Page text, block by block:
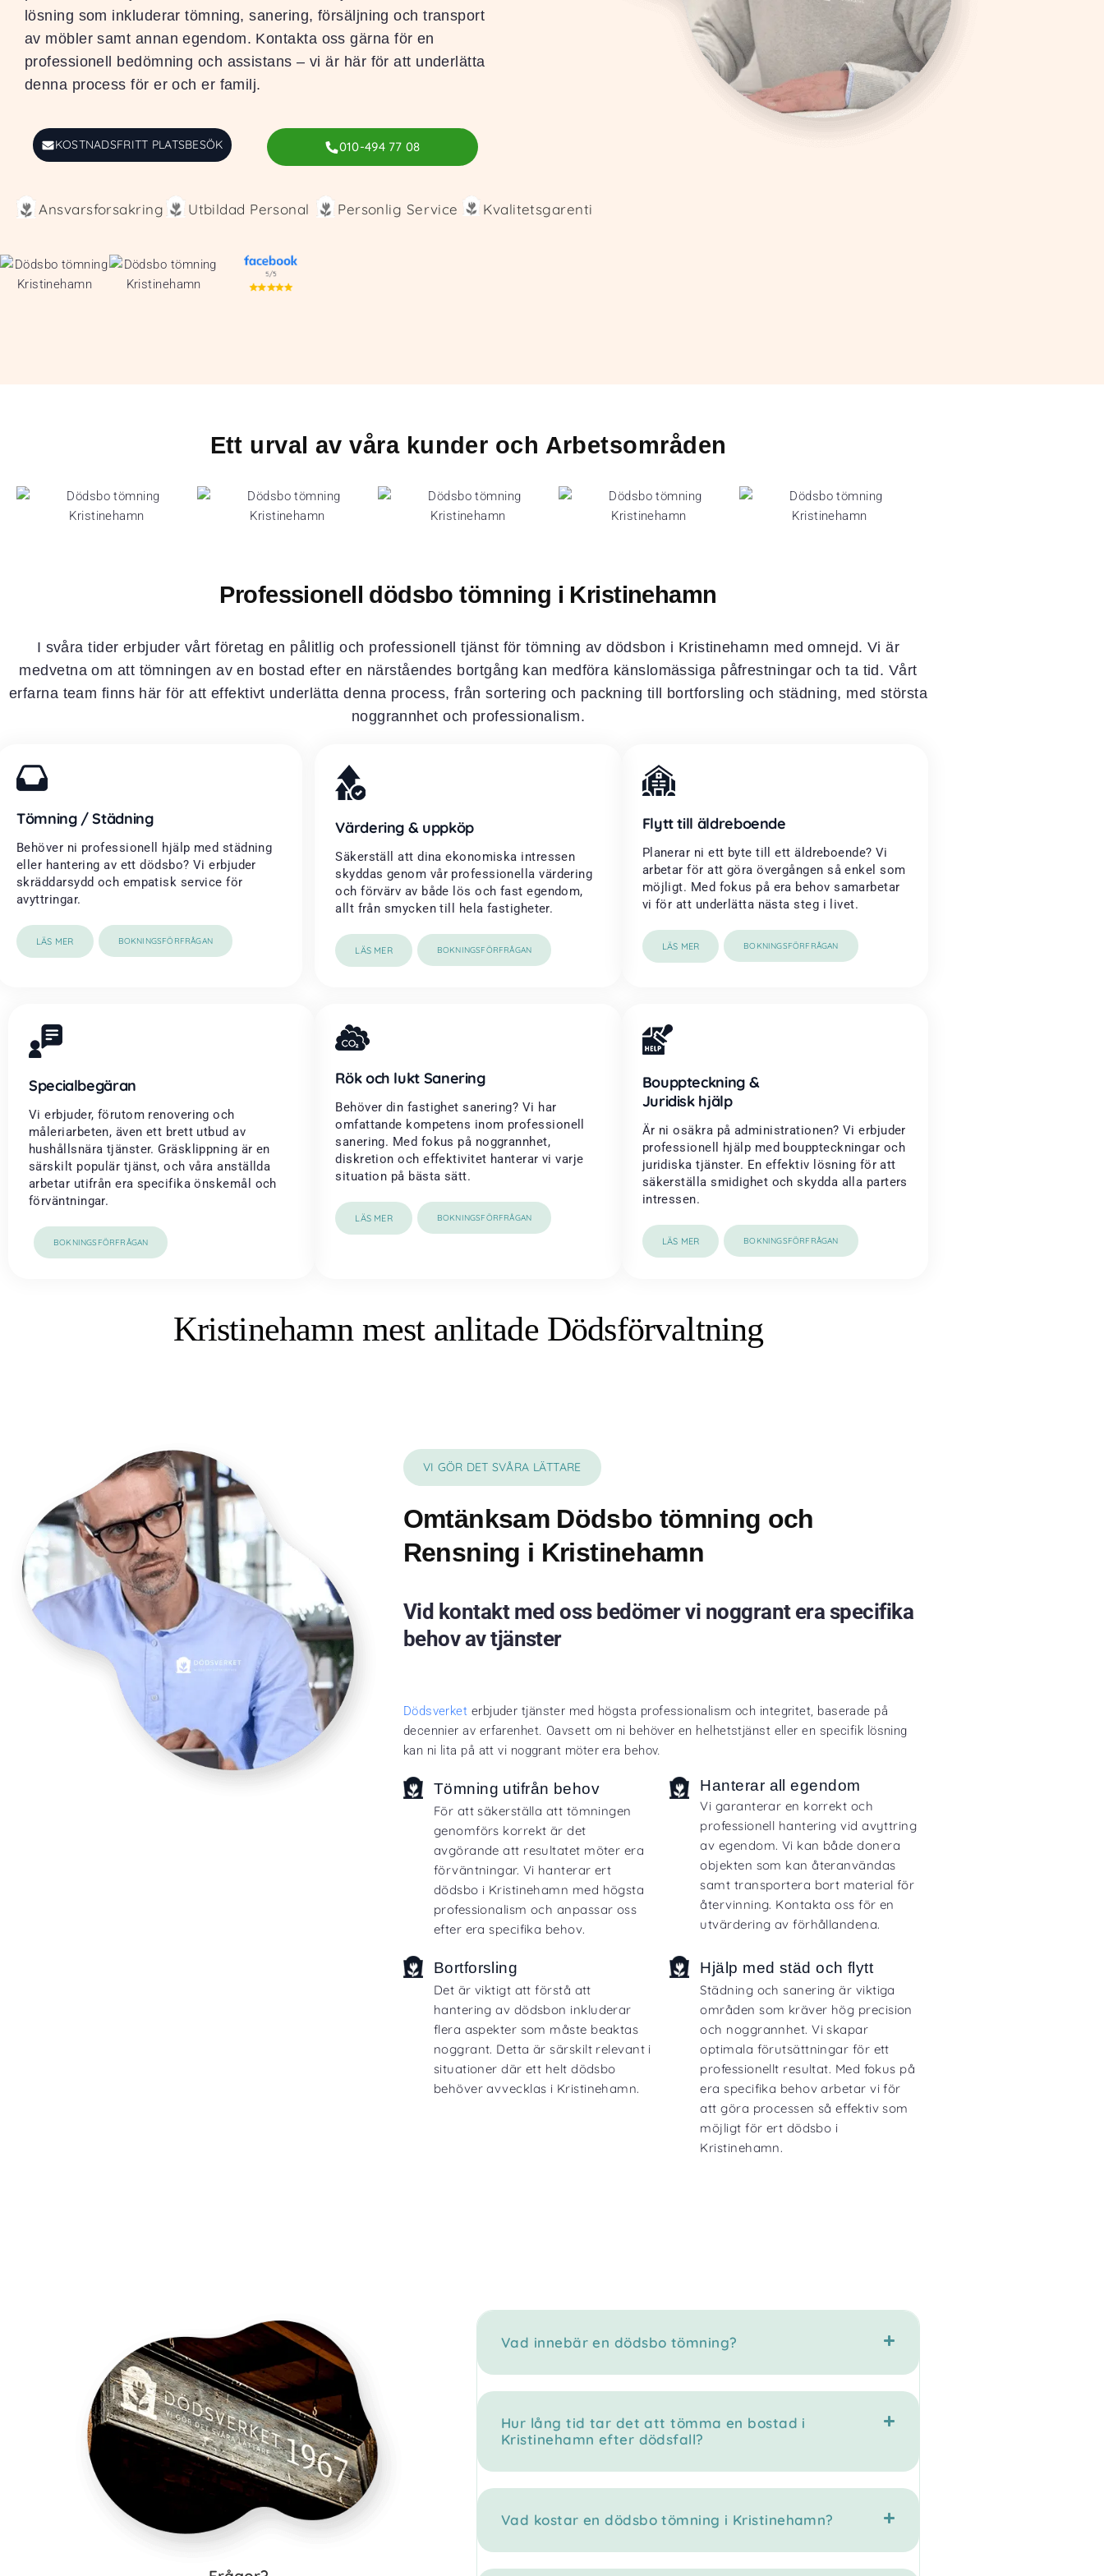
lösning som inkluderar tömning, sanering, försäljning och transport
av möbler samt annan egendom. Kontakta oss gärna för en
professionell bedömning och assistans – vi är här för att underlätta
denna process för er och er familj.
KOSTNADSFRITT PLATSBESÖK 010-494 77 08
Ansvarsforsakring Utbildad Personal Personlig Service Kvalitetsgarenti
Ett urval av våra kunder och Arbetsområden
Professionell dödsbo tömning i Kristinehamn
I svåra tider erbjuder vårt företag en pålitlig och professionell tjänst för tömning av dödsbon i Kristinehamn med omnejd. Vi är
medvetna om att tömningen av en bostad efter en närståendes bortgång kan medföra känslomässiga påfrestningar och ta tid. Vårt
erfarna team finns här för att effektivt underlätta denna process, från sortering och packning till bortforsling och städning, med största
noggrannhet och professionalism.
Tömning / Städning
Behöver ni professionell hjälp med städning
eller hantering av ett dödsbo? Vi erbjuder
skräddarsydd och empatisk service för
avyttringar.
LÄS MER BOKNINGSFÖRFRÅGAN
Värdering & uppköp
Säkerställ att dina ekonomiska intressen
skyddas genom vår professionella värdering
och förvärv av både lös och fast egendom,
allt från smycken till hela fastigheter.
LÄS MER BOKNINGSFÖRFRÅGAN
Flytt till äldreboende
Planerar ni ett byte till ett äldreboende? Vi
arbetar för att göra övergången så enkel som
möjligt. Med fokus på era behov samarbetar
vi för att underlätta nästa steg i livet.
LÄS MER BOKNINGSFÖRFRÅGAN
Specialbegäran
Vi erbjuder, förutom renovering och
måleriarbeten, även ett brett utbud av
hushållsnära tjänster. Gräsklippning är en
särskilt populär tjänst, och våra anställda
arbetar utifrån era specifika önskemål och
förväntningar.
BOKNINGSFÖRFRÅGAN
Rök och lukt Sanering
Behöver din fastighet sanering? Vi har
omfattande kompetens inom professionell
sanering. Med fokus på noggrannhet,
diskretion och effektivitet hanterar vi varje
situation på bästa sätt.
LÄS MER BOKNINGSFÖRFRÅGAN
Bouppteckning &
Juridisk hjälp
Är ni osäkra på administrationen? Vi erbjuder
professionell hjälp med bouppteckningar och
juridiska tjänster. En effektiv lösning för att
säkerställa smidighet och skydda alla parters
intressen.
LÄS MER BOKNINGSFÖRFRÅGAN
Kristinehamn mest anlitade Dödsförvaltning
VI GÖR DET SVÅRA LÄTTARE
Omtänksam Dödsbo tömning och
Rensning i Kristinehamn
Vid kontakt med oss bedömer vi noggrant era specifika
behov av tjänster
Dödsverket erbjuder tjänster med högsta professionalism och integritet, baserade på
decennier av erfarenhet. Oavsett om ni behöver en helhetstjänst eller en specifik lösning
kan ni lita på att vi noggrant möter era behov.
Tömning utifrån behov
För att säkerställa att tömningen
genomförs korrekt är det
avgörande att resultatet möter era
förväntningar. Vi hanterar ert
dödsbo i Kristinehamn med högsta
professionalism och anpassar oss
efter era specifika behov.
Hanterar all egendom
Vi garanterar en korrekt och
professionell hantering vid avyttring
av egendom. Vi kan både donera
objekten som kan återanvändas
samt transportera bort material för
återvinning. Kontakta oss för en
utvärdering av förhållandena.
Bortforsling
Det är viktigt att förstå att
hantering av dödsbon inkluderar
flera aspekter som måste beaktas
noggrant. Detta är särskilt relevant i
situationer där ett helt dödsbo
behöver avvecklas i Kristinehamn.
Hjälp med städ och flytt
Städning och sanering är viktiga
områden som kräver hög precision
och noggrannhet. Vi skapar
optimala förutsättningar för ett
professionellt resultat. Med fokus på
era specifika behov arbetar vi för
att göra processen så effektiv som
möjligt för ert dödsbo i
Kristinehamn.
Vad innebär en dödsbo tömning?
Hur lång tid tar det att tömma en bostad i
Kristinehamn efter dödsfall?
Vad kostar en dödsbo tömning i Kristinehamn?